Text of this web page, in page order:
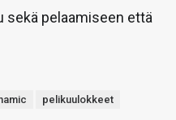
sekä pelaamiseen että
pelikuulokkeet